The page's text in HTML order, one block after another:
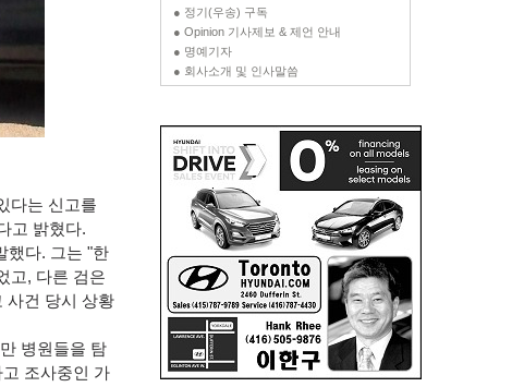
다는 신고를
고 밝혔다.
했다. 그는 "한
고, 다른 검은
사건 당시 상황
병원들을 탐
조사중인 가
● 정기(우송) 구독
● Opinion 기사제보 & 제언 안내
● 명예기자
● 회사소개 및 인사말씀